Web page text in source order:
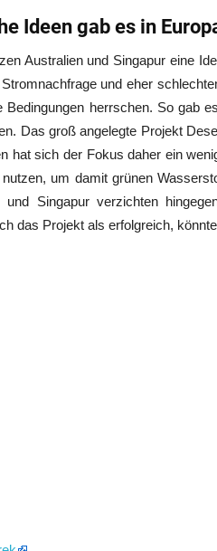
Ideen gab es in
Australien und Singapur eine
und eher
Bedingungen herrschen. So gab
Das groß angelegte Projekt
hat sich der Fokus daher ein
um damit grünen
und Singapur verzichten
das Projekt als erfolgreich,